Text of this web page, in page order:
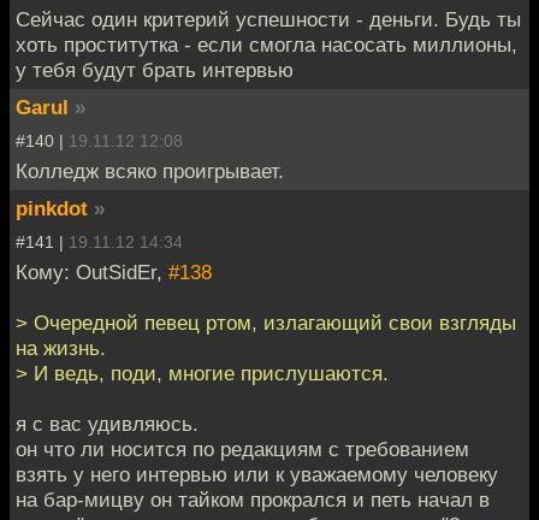
Сейчас один критерий успешности - деньги. Будь ты
хоть проститутка - если смогла насосать миллионы,
у тебя будут брать интервью
Garul »
#140 | 19.11.12 12:08
Колледж всяко проигрывает.
pinkdot »
#141 | 19.11.12 14:34
Кому: OutSidEr, #138
> Очередной певец ртом, излагающий свои взгляды
на жизнь.
> И ведь, поди, многие прислушаются.
я с вас удивляюсь.
он что ли носится по редакциям с требованием
взять у него интервью или к уважаемому человеку
на бар-мицву он тайком прокрался и петь начал в